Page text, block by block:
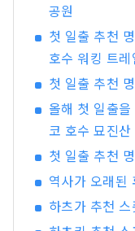
즐길 수
에는 후
링, 캠
고 있습니다. 저희는 후지산
지역을
크 「후
여 양조
1,000m
유라리
스포츠
공원
첫 일출 추천
호수 워킹 트레
첫 일출 추천
올해 첫 일출
코 호수 묘진
첫 일출 추천
역사가 오래된
하츠가 추천